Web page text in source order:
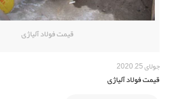
قیمت فولاد آلیاژی
جولای 25, 2020
قیمت فولاد آلیاژی